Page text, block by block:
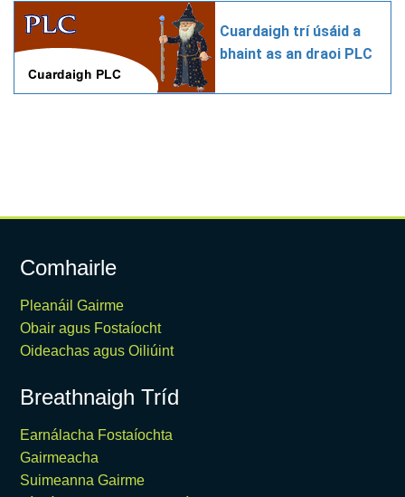
Cuardaigh trí úsáid a
bhaint as an draoi PLC
Comhairle
Pleanáil Gairme
Obair agus Fostaíocht
Oideachas agus Oiliúint
Breathnaigh Tríd
Earnálacha Fostaíochta
Gairmeacha
Suimeanna Gairme